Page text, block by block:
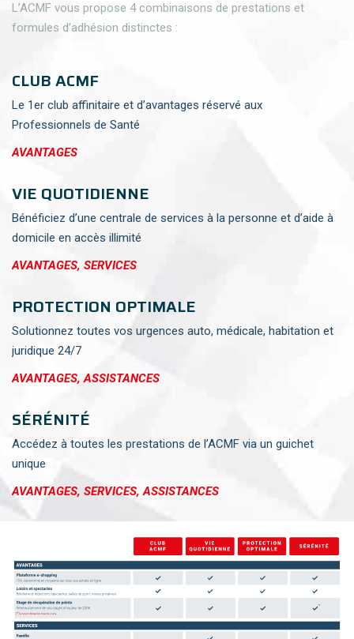
L’ACMF vous propose 4 combinaisons de prestations et
formules d’adhésion distinctes :
CLUB ACMF
Le 1er club affinitaire et d’avantages réservé aux
Professionnels de Santé
AVANTAGES
VIE QUOTIDIENNE
Bénéficiez d’une centrale de services à la personne et d’aide à
domicile en accès illimité
AVANTAGES, SERVICES
PROTECTION OPTIMALE
Solutionnez toutes vos urgences auto, médicale, habitation et
juridique 24/7
AVANTAGES, ASSISTANCES
SÉRÉNITÉ
Accédez à toutes les prestations de l’ACMF via un guichet
unique
AVANTAGES, SERVICES, ASSISTANCES